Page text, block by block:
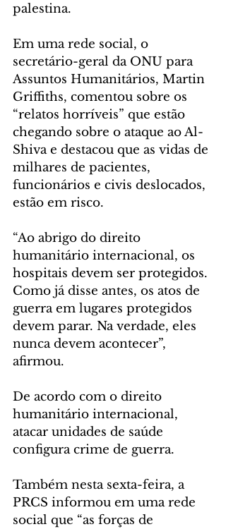
palestina.
Em uma rede social, o
secretário-geral da ONU para
Assuntos Humanitários, Martin
Griffiths, comentou sobre os
“relatos horríveis” que estão
chegando sobre o ataque ao Al-
Shiva e destacou que as vidas de
milhares de pacientes,
funcionários e civis deslocados,
estão em risco.
“Ao abrigo do direito
humanitário internacional, os
hospitais devem ser protegidos.
Como já disse antes, os atos de
guerra em lugares protegidos
devem parar. Na verdade, eles
nunca devem acontecer”,
afirmou.
De acordo com o direito
humanitário internacional,
atacar unidades de saúde
configura crime de guerra.
Também nesta sexta-feira, a
PRCS informou em uma rede
social que “as forças de